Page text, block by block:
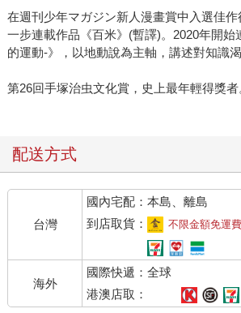
在週刊少年マガジン新人漫畫賞中入選佳
一步連載作品《百米》(暫譯)。2020年開始
的運動-》，以地動說為主軸，講述對知識渴
第26回手塚治虫文化賞，史上最年輕得獎者
配送方式
台灣
國內宅配：本島、離島
到店取貨：
不限金額免運費
海外
國際快遞：全球
港澳店取：